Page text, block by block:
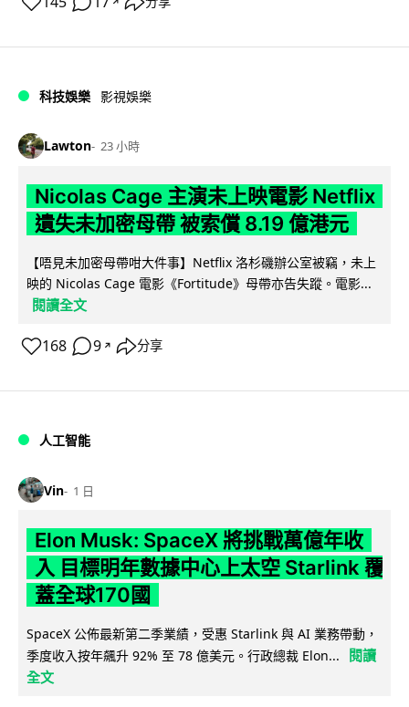
科技娛樂 影視娛樂
Lawton 23 小時
Nicolas Cage 主演未上映電影 Netflix
遺失未加密母帶 被索償 8.19 億港元
【唔見未加密母帶咁大件事】Netflix 洛杉磯辦公室被竊，未上
映的 Nicolas Cage 電影《Fortitude》母帶亦告失蹤。電影...
閱讀全文
168 9 ↗ 分享
人工智能
Vin 1 日
Elon Musk: SpaceX 將挑戰萬億年收
入 目標明年數據中心上太空 Starlink 覆
蓋全球170國
SpaceX 公佈最新第二季業績，受惠 Starlink 與 AI 業務帶動，
季度收入按年飆升 92% 至 78 億美元。行政總裁 Elon...
閱讀
全文